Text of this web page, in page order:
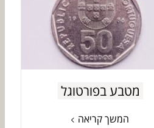
מטבע בפורטוגל
המשך קריאה